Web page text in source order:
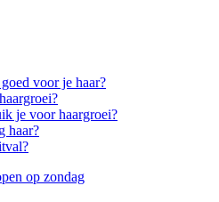
voor je haar?
je voor haargroei?
haar?
op zondag